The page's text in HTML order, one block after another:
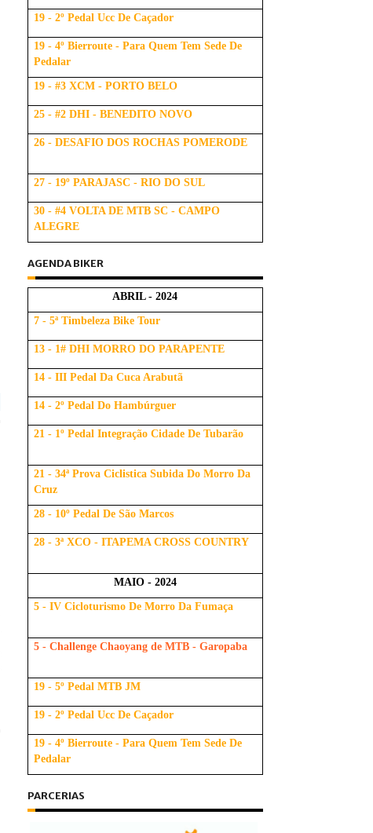
19 - 2º Pedal Ucc De Caçador
19 - 4º Bierroute - Para Quem Tem Sede De
Pedalar
19 - #3 XCM - PORTO BELO
25 - #2 DHI - BENEDITO NOVO
26 - DESAFIO DOS ROCHAS POMERODE
27 - 19º PARAJASC - RIO DO SUL
30 - #4 VOLTA DE MTB SC - CAMPO
ALEGRE
AGENDA BIKER
ABRIL - 2024
7 - 5ª Timbeleza Bike Tour
13 - 1# DHI MORRO DO PARAPENTE
14 - III Pedal Da Cuca Arabutã
14 - 2º Pedal Do Hambúrguer
21 - 1º Pedal Integração Cidade De Tubarão
21 - 34ª Prova Ciclistica Subida Do Morro Da
Cruz
28 - 10º Pedal De São Marcos
28 - 3ª XCO - ITAPEMA CROSS COUNTRY
MAIO - 2024
5 - IV Cicloturismo De Morro Da Fumaça
5 - Challenge Chaoyang de MTB - Garopaba
19 - 5º Pedal MTB JM
19 - 2º Pedal Ucc De Caçador
19 - 4º Bierroute - Para Quem Tem Sede De
Pedalar
PARCERIAS